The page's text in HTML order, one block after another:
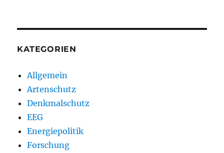
KATEGORIEN
Allgemein
Artenschutz
Denkmalschutz
EEG
Energiepolitik
Forschung